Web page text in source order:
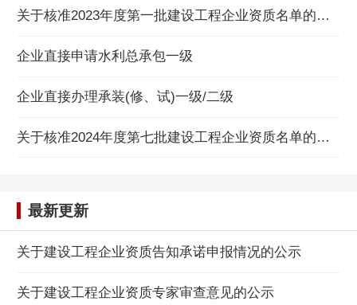
关于核准2023年度第一批建设工程企业资质名单的公告
企业直接申请水利总承包一级
企业直接办理承装(修、试)一级/二级
关于核准2024年度第七批建设工程企业资质名单的公告
最新更新
关于建设工程企业资质告知承诺申报情况的公示
关于建设工程企业资质专家审查意见的公示